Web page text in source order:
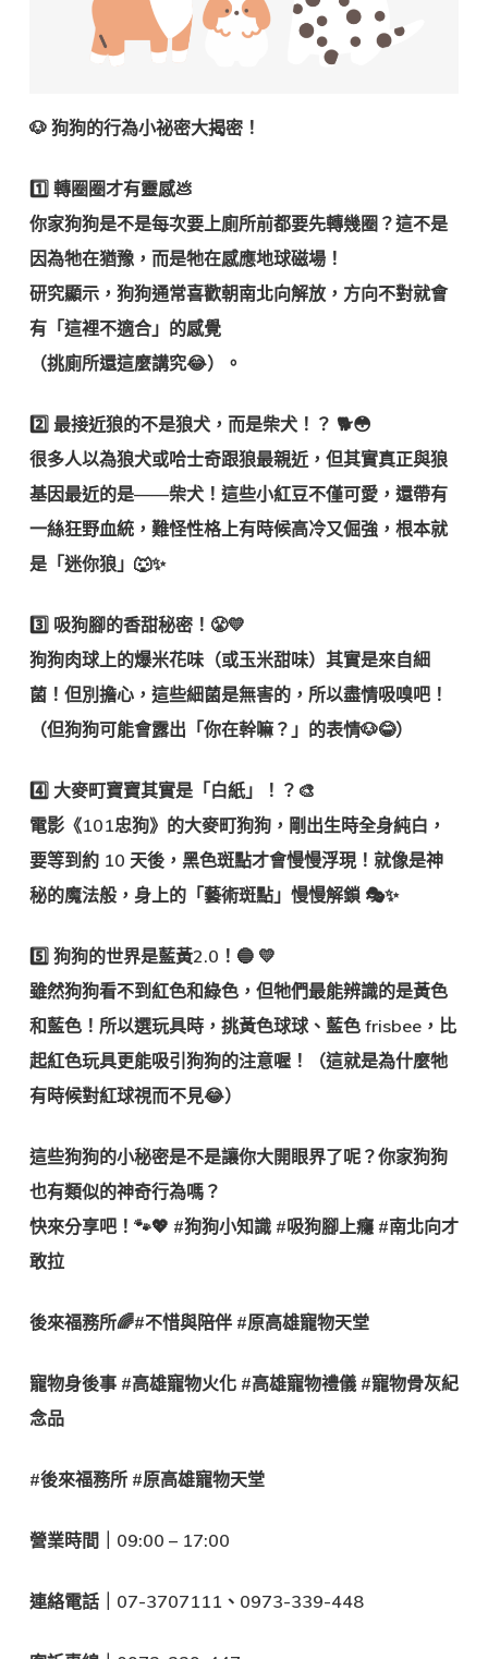
🐶 狗狗的行為小祕密大揭密！
1️⃣ 轉圈圈才有靈感💩
你家狗狗是不是每次要上廁所前都要先轉幾圈？這不是
因為牠在猶豫，而是牠在感應地球磁場！
研究顯示，狗狗通常喜歡朝南北向解放，方向不對就會
有「這裡不適合」的感覺
（挑廁所還這麼講究😂）。
2️⃣ 最接近狼的不是狼犬，而是柴犬！？ 🐕😳
很多人以為狼犬或哈士奇跟狼最親近，但其實真正與狼
基因最近的是——柴犬！這些小紅豆不僅可愛，還帶有
一絲狂野血統，難怪性格上有時候高冷又倔強，根本就
是「迷你狼」🐺✨
3️⃣ 吸狗腳的香甜秘密！😤💛
狗狗肉球上的爆米花味（或玉米甜味）其實是來自細
菌！但別擔心，這些細菌是無害的，所以盡情吸嗅吧！
（但狗狗可能會露出「你在幹嘛？」的表情🐶😂）
4️⃣ 大麥町寶寶其實是「白紙」！？🎨
電影《101忠狗》的大麥町狗狗，剛出生時全身純白 ，
要等到約 10 天後，黑色斑點才會慢慢浮現！就像是神
秘的魔法般，身上的「藝術斑點」慢慢解鎖 🎭✨
5️⃣ 狗狗的世界是藍黃2.0！🔵💛
雖然狗狗看不到紅色和綠色，但牠們最能辨識的是黃色
和藍色！所以選玩具時，挑黃色球球、藍色 frisbee，比
起紅色玩具更能吸引狗狗的注意喔！（這就是為什麼牠
有時候對紅球視而不見😂）
這些狗狗的小秘密是不是讓你大開眼界了呢？你家狗狗
也有類似的神奇行為嗎？
快來分享吧！🐾💖 #狗狗小知識 #吸狗腳上癮 #南北向才
敢拉
後來福務所🌈#不惜與陪伴 #原高雄寵物天堂
寵物身後事 #高雄寵物火化 #高雄寵物禮儀 #寵物骨灰紀
念品
#後來福務所 #原高雄寵物天堂
營業時間｜09:00 – 17:00
連絡電話｜07-3707111、0973-339-448